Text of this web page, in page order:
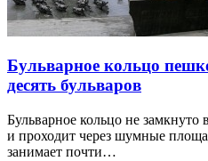
Бульварное кольцо
десять бульваров
Бульварное кольцо не замкнуто
и проходит через шумные
занимает почти…